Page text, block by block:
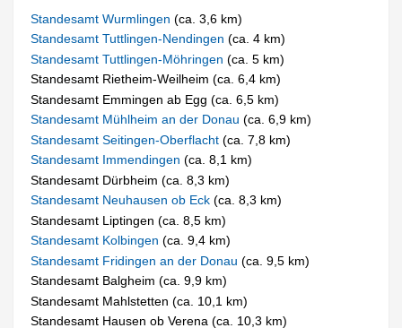
Standesamt Wurmlingen(ca. 3,6 km)
Standesamt Tuttlingen-Nendingen(ca. 4 km)
Standesamt Tuttlingen-Möhringen(ca. 5 km)
Standesamt Rietheim-Weilheim (ca. 6,4 km)
Standesamt Emmingen ab Egg (ca. 6,5 km)
Standesamt Mühlheim an der Donau(ca. 6,9 km)
Standesamt Seitingen-Oberflacht(ca. 7,8 km)
Standesamt Immendingen(ca. 8,1 km)
Standesamt Dürbheim (ca. 8,3 km)
Standesamt Neuhausen ob Eck(ca. 8,3 km)
Standesamt Liptingen (ca. 8,5 km)
Standesamt Kolbingen(ca. 9,4 km)
Standesamt Fridingen an der Donau(ca. 9,5 km)
Standesamt Balgheim (ca. 9,9 km)
Standesamt Mahlstetten (ca. 10,1 km)
Standesamt Hausen ob Verena (ca. 10,3 km)